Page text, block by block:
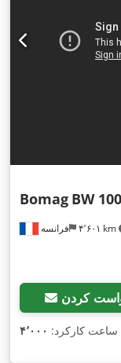
فرانسه ۴٬۶۰۱ km
Bomag BW
کردن
ساعت کارکرد: